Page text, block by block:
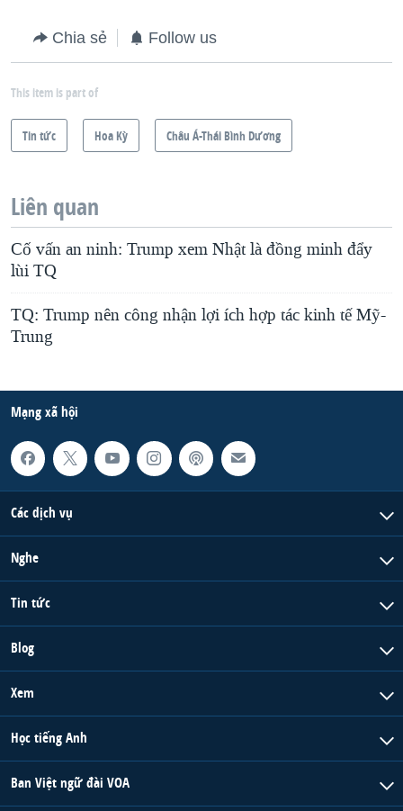
Chia sẻ Follow us
This item is part of
Tin tức Hoa Kỳ Châu Á-Thái Bình Dương
Liên quan
Cố vấn an ninh: Trump xem Nhật là đồng minh đẩy
lùi TQ
TQ: Trump nên công nhận lợi ích hợp tác kinh tế Mỹ-
Trung
Mạng xã hội
Các dịch vụ
Nghe
Tin tức
Blog
Xem
Học tiếng Anh
Ban Việt ngữ đài VOA